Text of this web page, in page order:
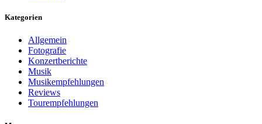
Kategorien
Allgemein
Fotografie
Konzertberichte
Musik
Musikempfehlungen
Reviews
Tourempfehlungen